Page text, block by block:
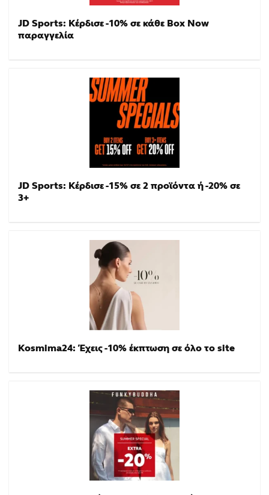
JD Sports: Κέρδισε -10% σε κάθε Box Now
παραγγελία
JD Sports: Κέρδισε -15% σε 2 προϊόντα ή -20% σε
3+
Kosmima24: Έχεις -10% έκπτωση σε όλο το site